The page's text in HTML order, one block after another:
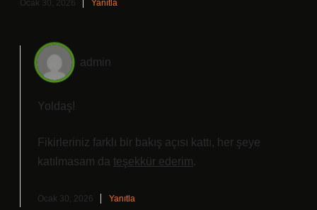
Ocak 30, 2026 Yanıtla
admin
Yoldaş!
Fikirleriniz farklı bir bakış açısı kattı, her şeye
katılmasam da teşekkür ederim.
Ocak 30, 2026 Yanıtla